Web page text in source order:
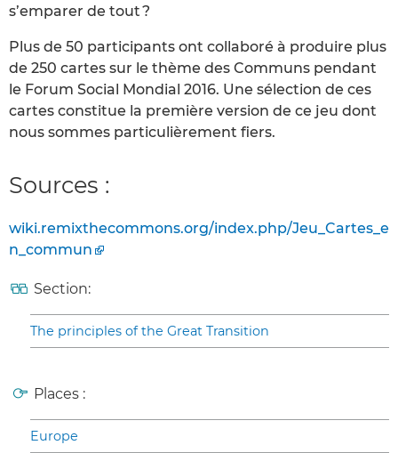
s’emparer de tout ?
Plus de 50 participants ont collaboré à produire plus
de 250 cartes sur le thème des Communs pendant
le Forum Social Mondial 2016. Une sélection de ces
cartes constitue la première version de ce jeu dont
nous sommes particulièrement fiers.
Sources :
wiki.remixthecommons.org/index.php/Jeu_Cartes_e
n_commun
Section:
The principles of the Great Transition
Places :
Europe